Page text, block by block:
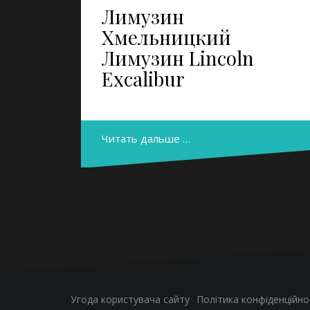
Лимузин
Хмельницкий
Лимузин Lincoln
Excalibur
Читать дальше …
Угода користувача сайту
Політика